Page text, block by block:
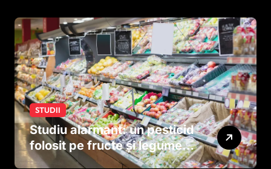
STUDII
Studiu alarmant: un pesticid
folosit pe fructe și legume
ar putea afecta dezvoltarea